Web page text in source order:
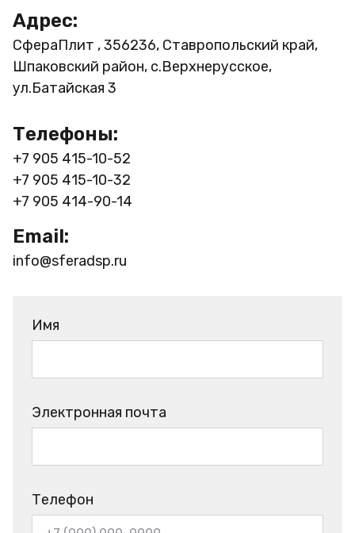
Адрес:
СфераПлит , 356236, Ставропольский край,
Шпаковский район, с.Верхнерусское,
ул.Батайская 3
Телефоны:
+7 905 415-10-52
+7 905 415-10-32
+7 905 414-90-14
Email:
info@sferadsp.ru
Имя
Электронная почта
Телефон